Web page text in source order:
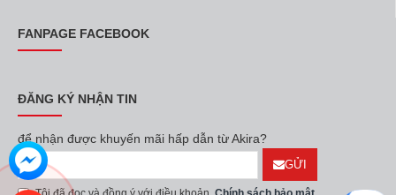
FANPAGE FACEBOOK
ĐĂNG KÝ NHẬN TIN
để nhận được khuyến mãi hấp dẫn từ Akira?
GỬI